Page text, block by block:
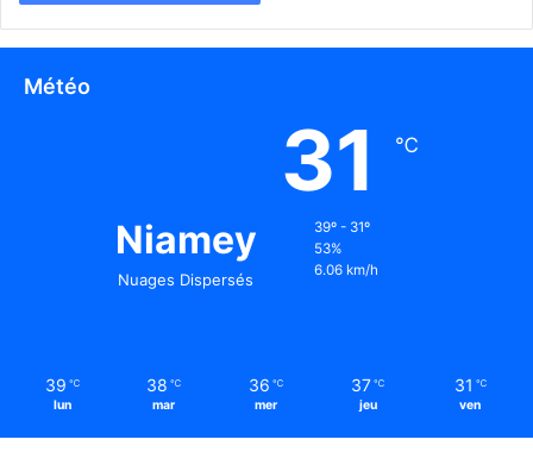
Météo
Niamey
Nuages Dispersés
31 ℃
39º - 31º
53%
6.06 km/h
39 ℃
lun
38 ℃
mar
36 ℃
mer
37 ℃
jeu
31 ℃
ven